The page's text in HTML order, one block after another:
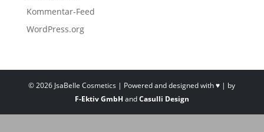
Kommentar-Feed
WordPress.org
©2026 JsaBelle Cosmetics | Powered and designed with ♥ | by
F-Ektiv GmbH andCasulli Design